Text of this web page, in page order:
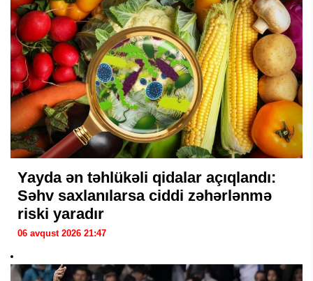
Yayda ən təhlükəli qidalar açıqlandı:
Səhv saxlanılarsa ciddi zəhərlənmə
riski yaradır
06 avqust 2026 21:47